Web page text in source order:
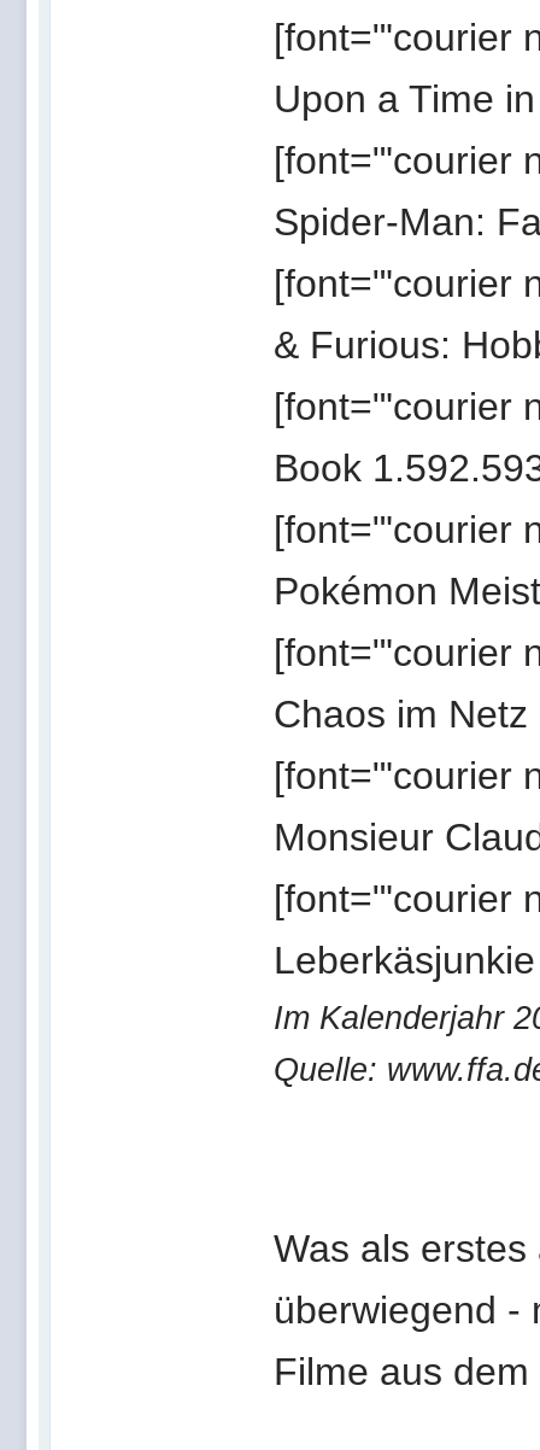
[font="'courier
Upon a Time
[font="'courier
Spider-Man:
[font="'courier
& Furious:
[font="'courier
Book
[font="'courier
Pokémon
[font="'courier
Chaos im
[font="'courier
Monsieur
[font="'courier
Im Kalenderjahr
Quelle:
Was als
überwiegend -
Filme aus